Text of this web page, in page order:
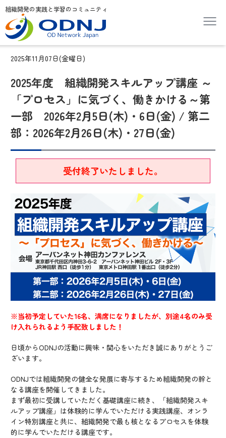
組織開発の実践と学習のコミュニティ
2025年11月07日(金曜日)
2025年度 組織開発スキルアップ講座 ～
「プロセス」に気づく、働きかける～第
一部 2026年2月5日(木)・6日(金) / 第二
部：2026年2月26日(木)・27日(金)
受付終了いたしました。
※当初予定していた16名、満席になりましたが、別途4名のみ受
け入れられるよう手配致しました！
日頃からODNJの活動に興味・関心をいただき誠にありがとうご
ざいます。
ODNJでは組織開発の健全な発展に寄与するため組織開発の幹と
なる講座を開催してきました。
まず最初に受講していただく基礎講座に続き、「組織開発スキ
ルアップ講座」は体験的に学んでいただける実践講座、オンラ
イン特別講座と共に、組織開発で最も核となるプロセスを体験
的に学んでいただける講座です。